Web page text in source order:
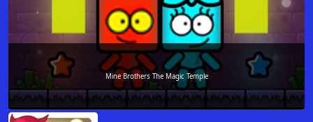
Mine Brothers The Magic Temple